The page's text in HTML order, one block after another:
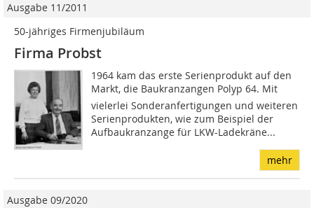
Ausgabe 11/2011
50-jähriges Firmenjubiläum
Firma Probst
1964 kam das erste Serienprodukt auf den
Markt, die Baukranzangen Polyp 64. Mit
vielerlei Sonderanfertigungen und weiteren
Serienprodukten, wie zum Beispiel der
Aufbaukranzange für LKW-Ladekräne...
mehr
Ausgabe 09/2020